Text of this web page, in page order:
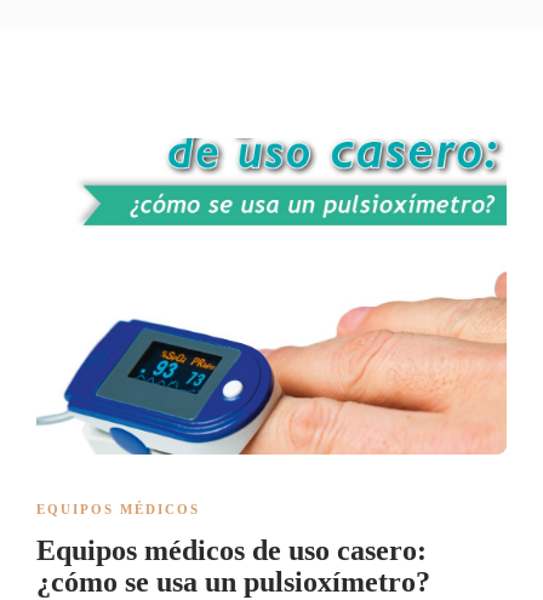
EQUIPOS MÉDICOS
Equipos médicos de uso casero:
¿cómo se usa un pulsioxímetro?